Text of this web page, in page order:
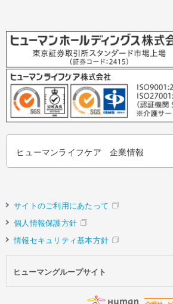
ヒューマンライフケア 企業情報
サイトのご利用にあたって
個人情報保護方針
情報セキュリティ基本方針
ヒューマングループサイト